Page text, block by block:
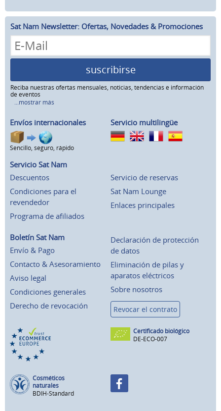
Sat Nam Newsletter: Ofertas, Novedades & Promociones
suscribirse
Reciba nuestras ofertas mensuales, noticias, tendencias e información
de eventos
...mostrar más
Envíos internacionales
Sencillo, seguro, rápido
Servicio multilingüe
Servicio Sat Nam
Descuentos
Condiciones para el
revendedor
Programa de afiliados
Servicio de reservas
Sat Nam Lounge
Enlaces principales
Boletín Sat Nam
Envío & Pago
Contacto & Asesoramiento
Aviso legal
Condiciones generales
Derecho de revocación
Declaración de protección
de datos
Eliminación de pilas y
aparatos eléctricos
Sobre nosotros
Revocar el contrato
Certificado biológico
DE-ECO-007
Cosméticos
naturales
BDIH-Standard